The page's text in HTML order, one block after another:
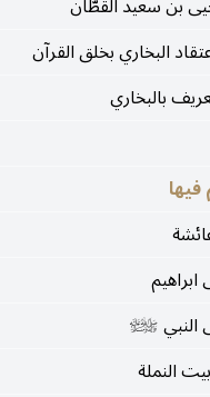
البخاري بخلق القرآن
بالبخاري
فيها
النبي صلى‌الله‌عليه‌وآله‌وسلم
النملة
وقال فيه : من كنت
ذا عقل وذا دين والسلام
قال له عتبة بن أبي
في الولاية
:
تعلم